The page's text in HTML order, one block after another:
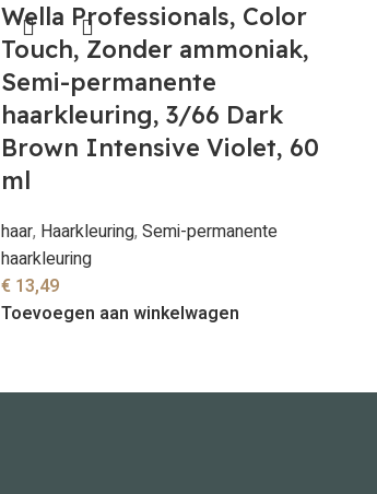
Wella Professionals, Color
Touch, Zonder ammoniak,
Semi-permanente
haarkleuring, 3/66 Dark
Brown Intensive Violet, 60
ml
haar, Haarkleuring, Semi-permanente
haarkleuring
€ 13,49
Toevoegen aan winkelwagen